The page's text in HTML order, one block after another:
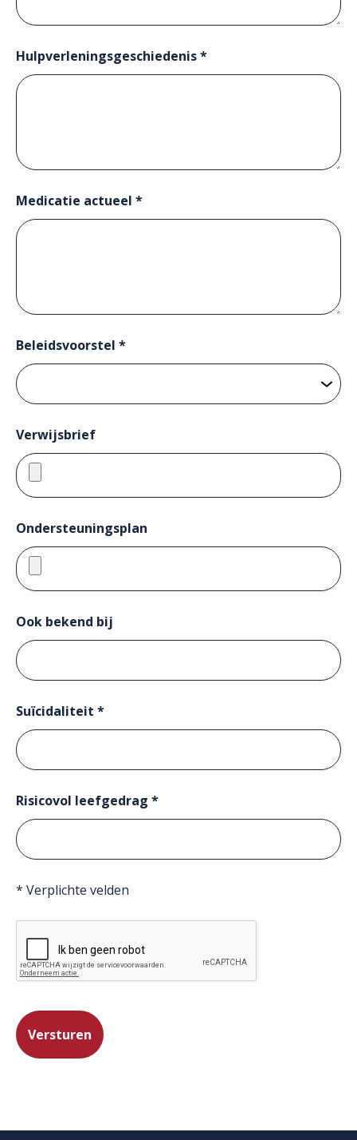
Hulpverleningsgeschiedenis *
Medicatie actueel *
Beleidsvoorstel *
Verwijsbrief
Ondersteuningsplan
Ook bekend bij
Suïcidaliteit *
Risicovol leefgedrag *
* Verplichte velden
Versturen